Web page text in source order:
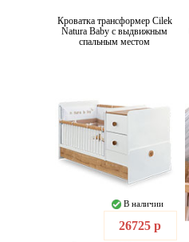
Кроватка трансформер Cilek
Natura Baby с выдвижным
спальным местом
В наличии
26725 р